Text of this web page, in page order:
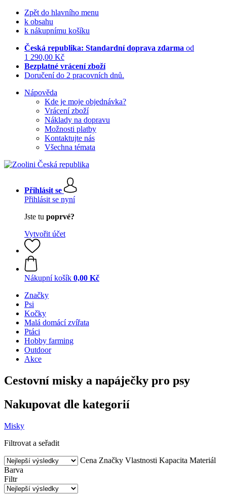
Zpět do hlavního menu
k obsahu
k nákupnímu košíku
Česká republika: Standardní doprava zdarma od
1 290,00 Kč
Bezplatné vrácení zboží
Doručení do 2 pracovních dnů.
Nápověda
Kde je moje objednávka?
Vrácení zboží
Náklady na dopravu
Možnosti platby
Kontaktujte nás
Všechna témata
Přihlásit se
Přihlásit se nyní
Jste tu poprvé?
Vytvořit účet
Nákupní košík 0,00 Kč
Značky
Psi
Kočky
Malá domácí zvířata
Ptáci
Hobby farming
Outdoor
Akce
Cestovní misky a napáječky pro psy
Nakupovat dle kategorií
Misky
Filtrovat a seřadit
Cena Značky Vlastnosti Kapacita Materiál
Barva
Filtr